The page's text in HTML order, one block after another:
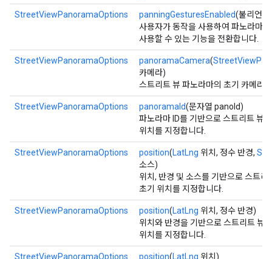
StreetViewPanoramaOptions panningGesturesEnabled(불리언
사용자가 동작을 사용하여 파노라마
사용할 수 있는 기능을 전환합니다.
StreetViewPanoramaOptions panoramaCamera(
카메라)
스트리트 뷰 파노라마의 초기 카메라
StreetViewPanoramaOptions panoramaId(문자열 panoId)
파노라마 ID를 기반으로 스트리트 뷰
위치를 지정합니다.
StreetViewPanoramaOptions position(LatLng 위치, 정수 반경,
소스)
위치, 반경 및 소스를 기반으로 스트리
초기 위치를 지정합니다.
StreetViewPanoramaOptions position(LatLng 위치, 정수 반경)
위치와 반경을 기반으로 스트리트 뷰
위치를 지정합니다.
StreetViewPanoramaOptions position(LatLng 위치)